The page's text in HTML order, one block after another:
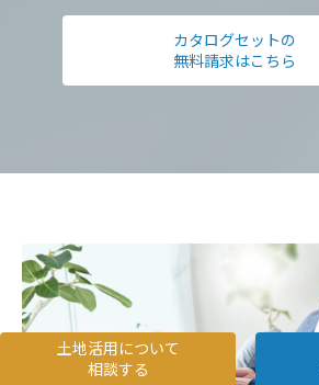
土地活用について
相談する
カタログセットの
無料請求はこちら